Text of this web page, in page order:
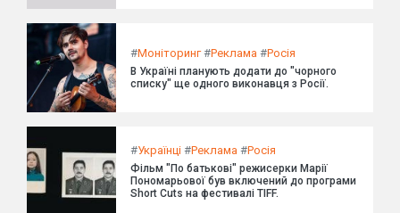
#Моніторинг#Реклама #Росія
В Україні планують додати до "чорного
списку" ще одного виконавця з Росії.
#Українці #Реклама #Росія
Фільм "По батькові" режисерки Марії
Пономарьової був включений до програми
Short Cuts на фестивалі TIFF.